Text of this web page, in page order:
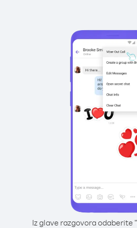
Iz glave razgovora odaberite